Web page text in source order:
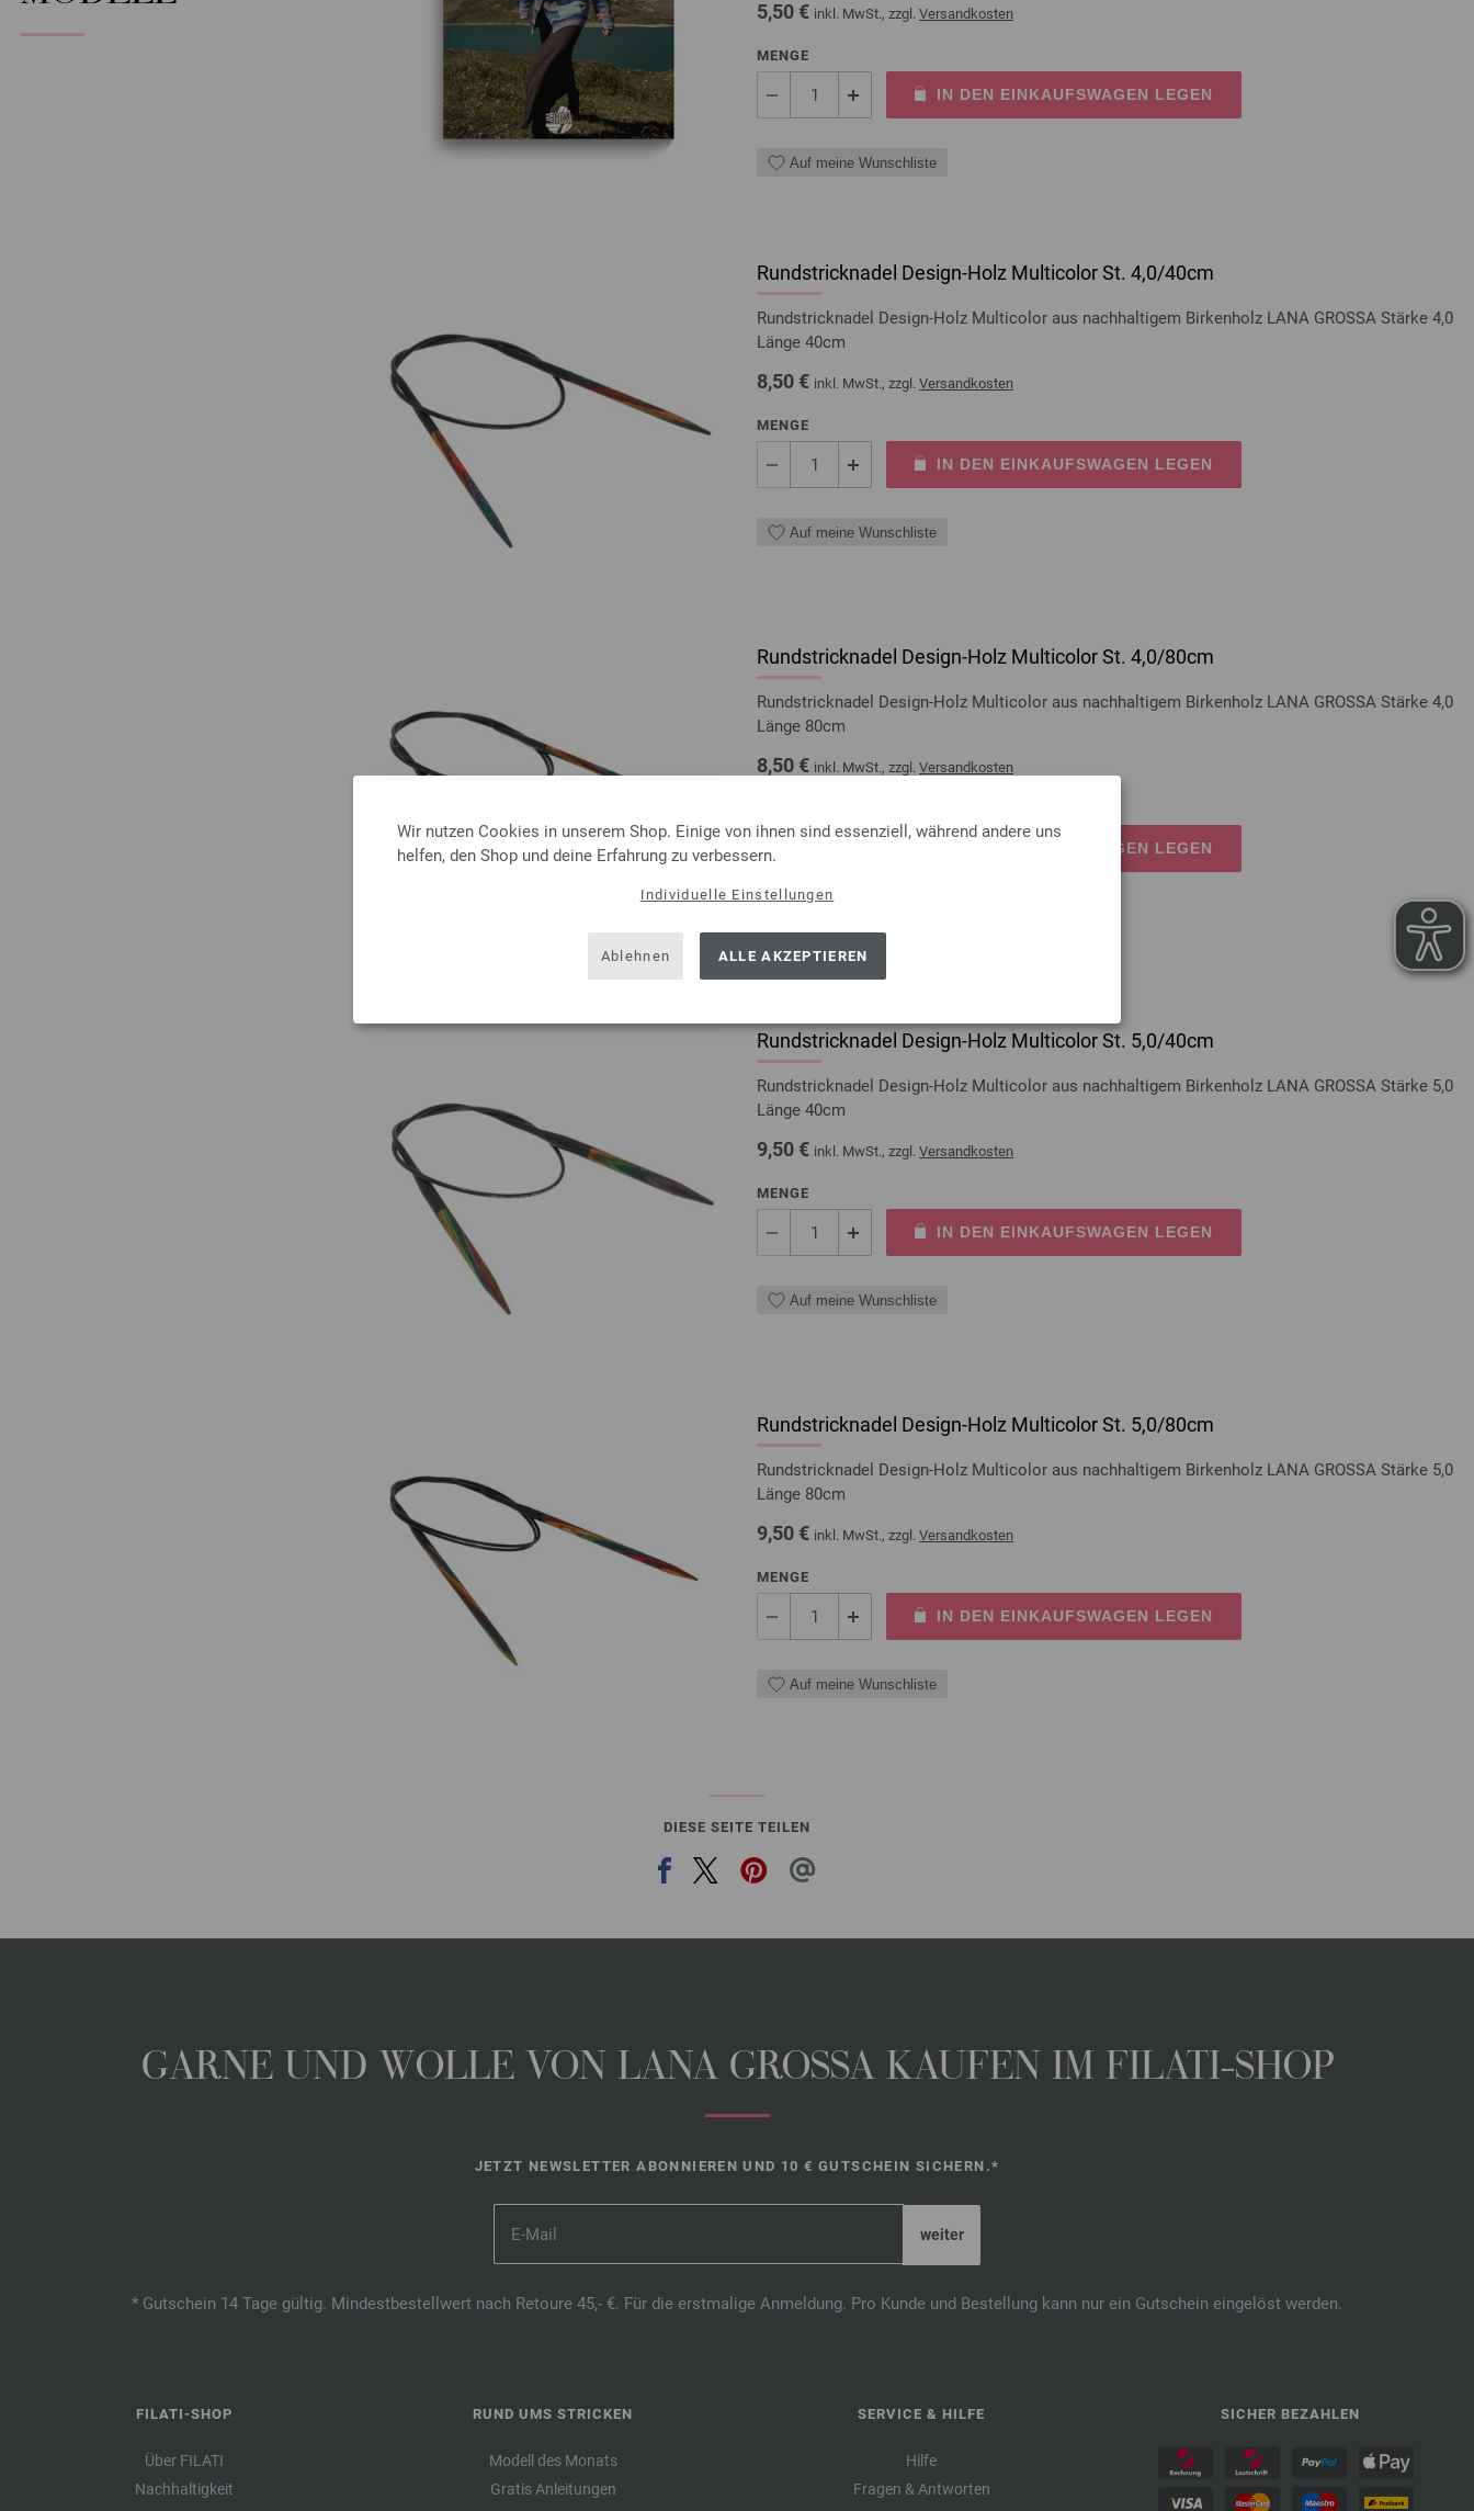
Wir nutzen Cookies in unserem Shop. Einige von ihnen sind essenziell, während andere uns
helfen, den Shop und deine Erfahrung zu verbessern.
Individuelle Einstellungen
Ablehnen ALLE AKZEPTIEREN
5,50 € inkl. MwSt., zzgl. Versandkosten
MENGE
IN DEN EINKAUFSWAGEN LEGEN
Auf meine Wunschliste
Rundstricknadel Design-Holz Multicolor St. 4,0/40cm
Rundstricknadel Design-Holz Multicolor aus nachhaltigem Birkenholz LANA GROSSA Stärke 4,0
Länge 40cm
8,50 € inkl. MwSt., zzgl. Versandkosten
MENGE
IN DEN EINKAUFSWAGEN LEGEN
Auf meine Wunschliste
Rundstricknadel Design-Holz Multicolor St. 4,0/80cm
Rundstricknadel Design-Holz Multicolor aus nachhaltigem Birkenholz LANA GROSSA Stärke 4,0
Länge 80cm
8,50 € inkl. MwSt., zzgl. Versandkosten
IN DEN EINKAUFSWAGEN LEGEN
Rundstricknadel Design-Holz Multicolor St. 5,0/40cm
Rundstricknadel Design-Holz Multicolor aus nachhaltigem Birkenholz LANA GROSSA Stärke 5,0
Länge 40cm
9,50 € inkl. MwSt., zzgl. Versandkosten
MENGE
IN DEN EINKAUFSWAGEN LEGEN
Auf meine Wunschliste
Rundstricknadel Design-Holz Multicolor St. 5,0/80cm
Rundstricknadel Design-Holz Multicolor aus nachhaltigem Birkenholz LANA GROSSA Stärke 5,0
Länge 80cm
9,50 € inkl. MwSt., zzgl. Versandkosten
MENGE
IN DEN EINKAUFSWAGEN LEGEN
Auf meine Wunschliste
DIESE SEITE TEILEN
GARNE UND WOLLE VON LANA GROSSA KAUFEN IM FILATI-SHOP
JETZT NEWSLETTER ABONNIEREN UND 10 € GUTSCHEIN SICHERN.*
* Gutschein 14 Tage gültig. Mindestbestellwert nach Retoure 45,- €. Für die erstmalige Anmeldung. Pro Kunde und Bestellung kann nur ein Gutschein eingelöst werden.
FILATI-SHOP
Über FILATI
Nachhaltigkeit
RUND UMS STRICKEN
Modell des Monats
Gratis Anleitungen
SERVICE & HILFE
Hilfe
Fragen & Antworten
SICHER BEZAHLEN